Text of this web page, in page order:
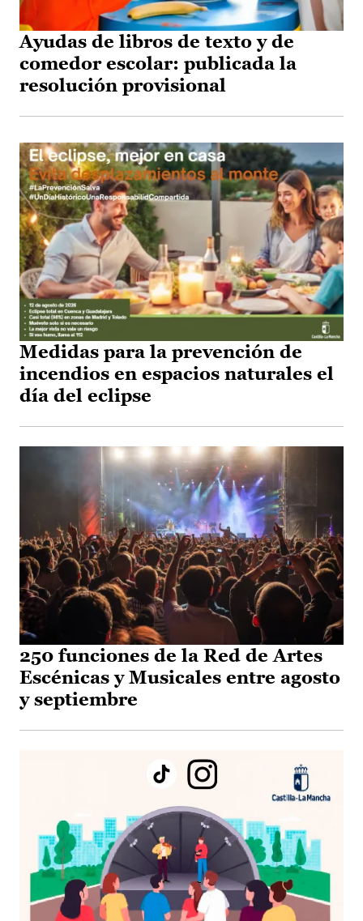
Ayudas de libros de texto y de
comedor escolar: publicada la
resolución provisional
Medidas para la prevención de
incendios en espacios naturales el
día del eclipse
250 funciones de la Red de Artes
Escénicas y Musicales entre agosto
y septiembre